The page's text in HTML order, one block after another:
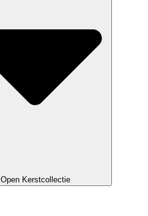
Open Kerstcollectie